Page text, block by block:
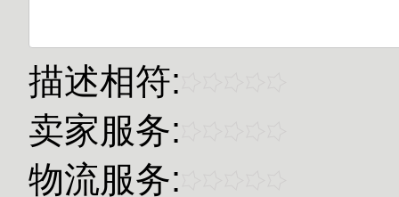
描述相符:
卖家服务:
物流服务: